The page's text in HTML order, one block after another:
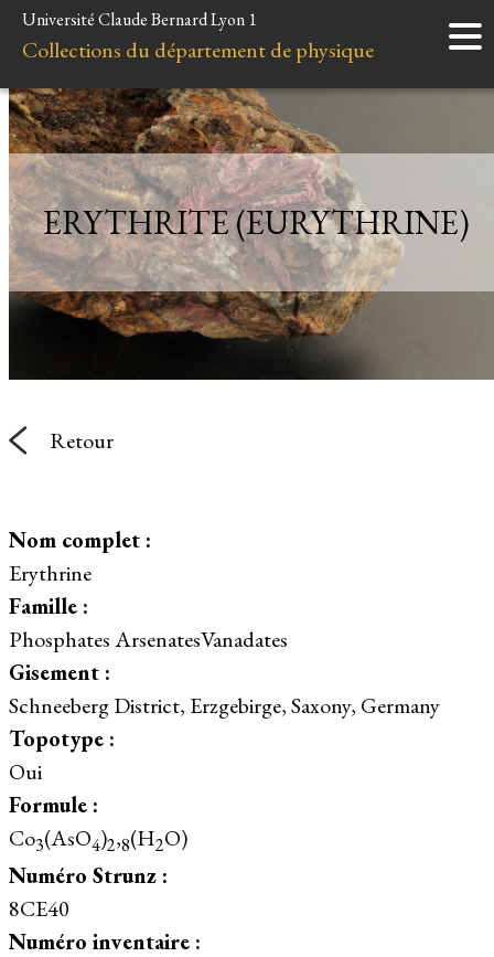
Accueil
Instruments
Minéraux
Liens et ressources
Université Claude Bernard Lyon 1
Collections du département de physique
ERYTHRITE (EURYTHRINE)
Retour
Nom complet :
Erythrine
Famille :
Phosphates ArsenatesVanadates
Gisement :
Schneeberg District, Erzgebirge, Saxony, Germany
Topotype :
Oui
Formule :
Co3(AsO4)2,8(H2O)
Numéro Strunz :
8CE40
Numéro inventaire :